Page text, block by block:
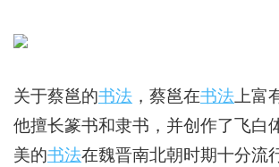
关于蔡邕的书法 ，蔡邕在书法上富
他擅长篆书和隶书，并创作了飞白
美的书法在魏晋南北朝时期十分流